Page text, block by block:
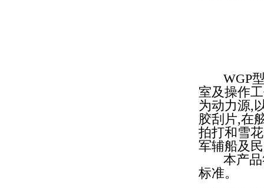
WGP型
室及操作
为动力源,
胶刮片,在
拍打和雪
军辅船及
本产品符
标准。